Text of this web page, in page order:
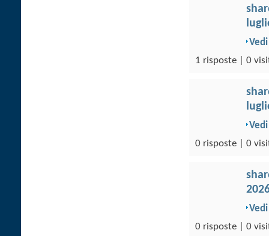
1 risposte | 0
0 risposte | 0
0 risposte | 0